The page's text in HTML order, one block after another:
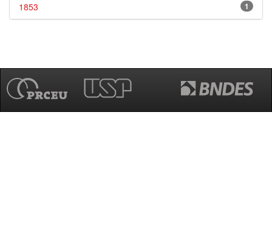
1
1853